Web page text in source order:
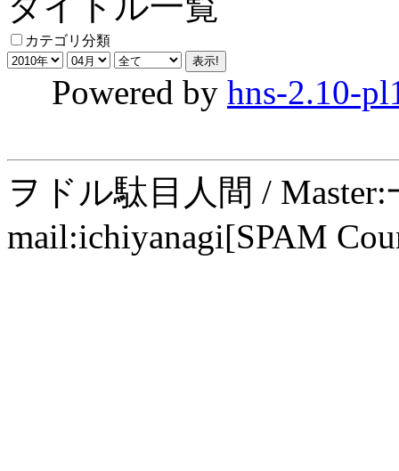
カテゴリ分類
Powered by hns-2.10-
ヲドル駄目人間 /
mail:ichiyanagi[SPAM